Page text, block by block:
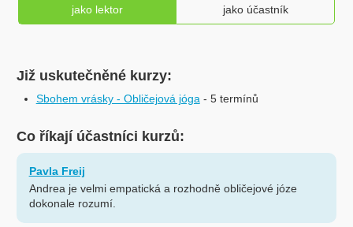
jako lektor jako účastník
Již uskutečněné kurzy:
Sbohem vrásky - Obličejová jóga - 5 termínů
Co říkají účastníci kurzů:
Pavla Freij
Andrea je velmi empatická a rozhodně obličejové józe
dokonale rozumí.